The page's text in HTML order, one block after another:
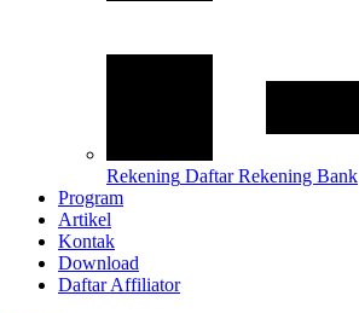
Rekening Daftar Rekening Bank
Program
Artikel
Kontak
Download
Daftar Affiliator